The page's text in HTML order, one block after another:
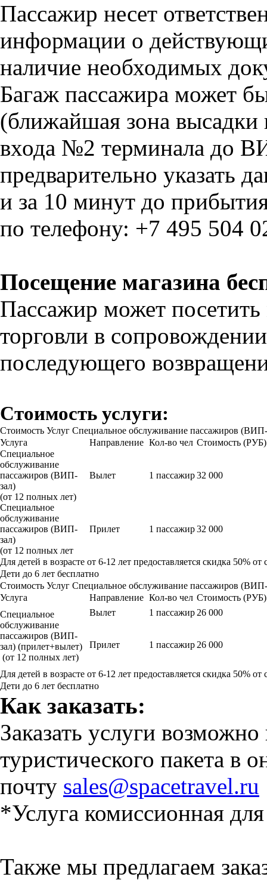
Пассажир несет
информации о
наличие необходимых
Багаж пассажира может
(ближайшая зона высадки
входа №2 терминала до
предварительно указать
и за 10 минут до
по телефону: +7 495 504
Посещение магазина
Пассажир может
торговли в
последующего
Стоимость услуги:
Стоимость Услуг Специальное обслуживание пассажиров
Услуга
Направление Кол-во чел Стоимость (РУБ)
Специальное
обслуживание
пассажиров (ВИП-
зал)
(от 12 полных лет)
Вылет 1 пассажир32 000
Специальное
обслуживание
пассажиров (ВИП-
зал)
(от 12 полных лет
Прилет 1 пассажир32 000
Для детей в возрасте от 6-12 лет предоставляется скидка 50%
Дети до 6 лет бесплатно
Стоимость Услуг Специальное обслуживание пассажиров
Услуга
Направление Кол-во чел Стоимость (РУБ)
Специальное
обслуживание
пассажиров (ВИП-
зал) (прилет+вылет)
(от 12 полных лет)
Вылет 1 пассажир 26 000
Прилет 1 пассажир 26 000
Для детей в возрасте от 6-12 лет предоставляется скидка 50%
Дети до 6 лет бесплатно
Как заказать:
Заказать услуги
туристического пакета в
почту sales@spacetravel.ru
*Услуга комиссионная
Также мы предлагаем